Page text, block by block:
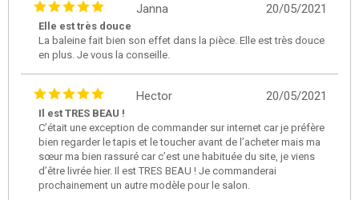
20/05/2021
Janna
Elle est très douce
La baleine fait bien son effet dans la pièce. Elle est très douce
en plus. Je vous la conseille.
20/05/2021
Hector
Il est TRES BEAU !
C’était une exception de commander sur internet car je préfère
bien regarder le tapis et le toucher avant de l’acheter mais ma
sœur ma bien rassuré car c’est une habituée du site, je viens
d’être livrée hier. Il est TRES BEAU ! Je commanderai
prochainement un autre modèle pour le salon.